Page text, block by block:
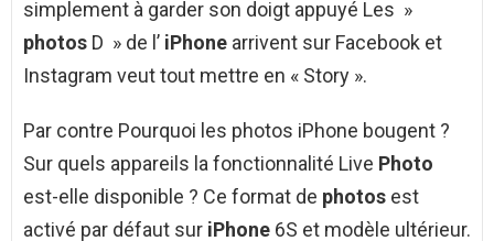
simplement à garder son doigt appuyé Les »
photos D » de l’ iPhone arrivent sur Facebook et
Instagram veut tout mettre en « Story ».
Par contre Pourquoi les photos iPhone bougent ?
Sur quels appareils la fonctionnalité Live Photo
est-elle disponible ? Ce format de photos est
activé par défaut sur iPhone 6S et modèle ultérieur.